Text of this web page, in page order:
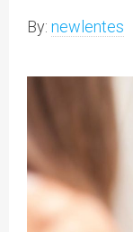
By: newlentes